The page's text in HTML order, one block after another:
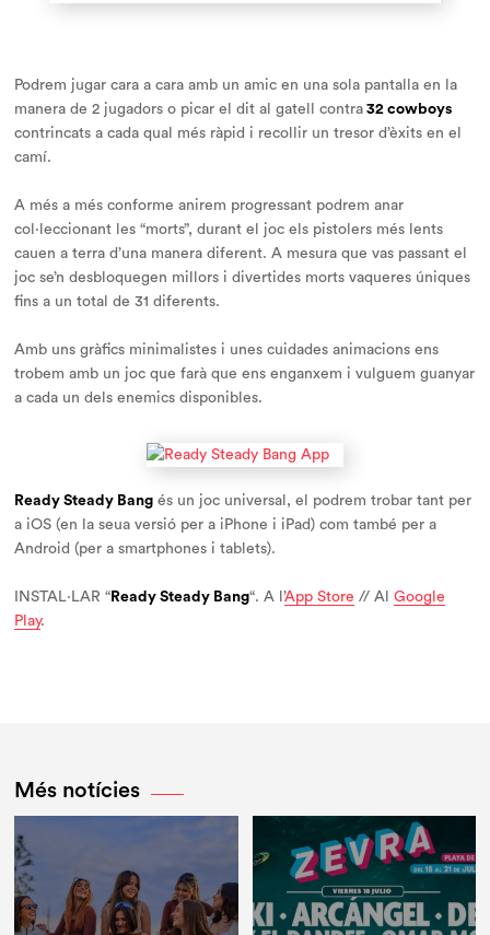
Podrem jugar cara a cara amb un amic en una sola pantalla en la
manera de 2 jugadors o picar el dit al gatell contra 32 cowboys
contrincats a cada qual més ràpid i recollir un tresor d’èxits en el
camí.
A més a més conforme anirem progressant podrem anar
col·leccionant les “morts”, durant el joc els pistolers més lents
cauen a terra d’una manera diferent. A mesura que vas passant el
joc se’n desbloquegen millors i divertides morts vaqueres úniques
fins a un total de 31 diferents.
Amb uns gràfics minimalistes i unes cuidades animacions ens
trobem amb un joc que farà que ens enganxem i vulguem guanyar
a cada un dels enemics disponibles.
Ready Steady Bang és un joc universal, el podrem trobar tant per
a iOS (en la seua versió per a iPhone i iPad) com també per a
Android (per a smartphones i tablets).
INSTAL·LAR “ Ready Steady Bang“. A l’App Store // Al Google
Play.
Més notícies